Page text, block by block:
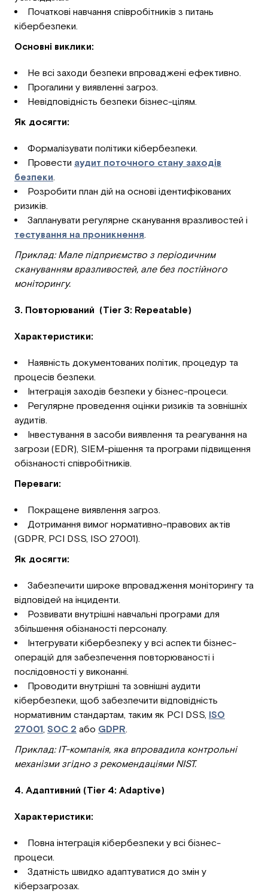
Початкові навчання співробітників з питань
кібербезпеки.
Основні виклики:
Не всі заходи безпеки впроваджені ефективно.
Прогалини у виявленні загроз.
Невідповідність безпеки бізнес-цілям.
Як досягти:
Формалізувати політики кібербезпеки.
Провести аудит поточного стану заходів
безпеки.
Розробити план дій на основі ідентифікованих
ризиків.
Запланувати регулярне сканування вразливостей і
тестування на проникнення.
Приклад: Мале підприємство з періодичним
скануванням вразливостей, але без постійного
моніторингу.
3. Повторюваний (Tier 3: Repeatable)
Характеристики:
Наявність документованих політик, процедур та
процесів безпеки.
Інтеграція заходів безпеки у бізнес-процеси.
Регулярне проведення оцінки ризиків та зовнішніх
аудитів.
Інвестування в засоби виявлення та реагування на
загрози (EDR), SIEM-рішення та програми підвищення
обізнаності співробітників.
Переваги:
Покращене виявлення загроз.
Дотримання вимог нормативно-правових актів
(GDPR, PCI DSS, ISO 27001).
Як досягти:
Забезпечити широке впровадження моніторингу та
відповідей на інциденти.
Розвивати внутрішні навчальні програми для
збільшення обізнаності персоналу.
Інтегрувати кібербезпеку у всі аспекти бізнес-
операцій для забезпечення повторюваності і
послідовності у виконанні.
Проводити внутрішні та зовнішні аудити
кібербезпеки, щоб забезпечити відповідність
нормативним стандартам, таким як PCI DSS, ISO
27001, SOC 2 або GDPR.
Приклад: ІТ-компанія, яка впровадила контрольні
механізми згідно з рекомендаціями NIST.
4. Адаптивний (Tier 4: Adaptive)
Характеристики:
Повна інтеграція кібербезпеки у всі бізнес-
процеси.
Здатність швидко адаптуватися до змін у
кіберзагрозах.